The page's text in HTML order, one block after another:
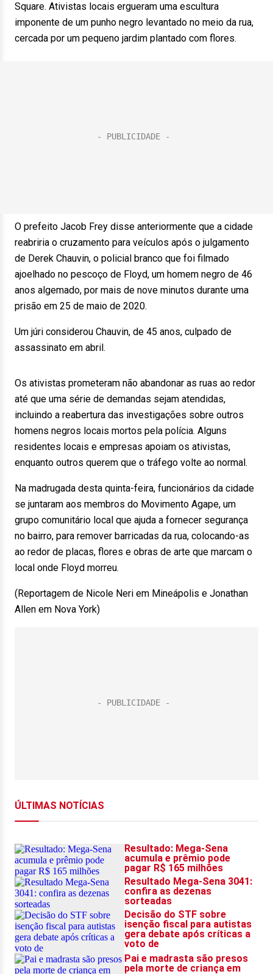
Square. Ativistas locais ergueram uma escultura
imponente de um punho negro levantado no meio da rua,
cercada por um pequeno jardim plantado com flores.
O prefeito Jacob Frey disse anteriormente que a cidade
reabriria o cruzamento para veículos após o julgamento
de Derek Chauvin, o policial branco que foi filmado
ajoelhado no pescoço de Floyd, um homem negro de 46
anos algemado, por mais de nove minutos durante uma
prisão em 25 de maio de 2020.
Um júri considerou Chauvin, de 45 anos, culpado de
assassinato em abril.
Os ativistas prometeram não abandonar as ruas ao redor
até que uma série de demandas sejam atendidas,
incluindo a reabertura das investigações sobre outros
homens negros locais mortos pela polícia. Alguns
residentes locais e empresas apoiam os ativistas,
enquanto outros querem que o tráfego volte ao normal.
Na madrugada desta quinta-feira, funcionários da cidade
se juntaram aos membros do Movimento Agape, um
grupo comunitário local que ajuda a fornecer segurança
no bairro, para remover barricadas da rua, colocando-as
ao redor de placas, flores e obras de arte que marcam o
local onde Floyd morreu.
(Reportagem de Nicole Neri em Mineápolis e Jonathan
Allen em Nova York)